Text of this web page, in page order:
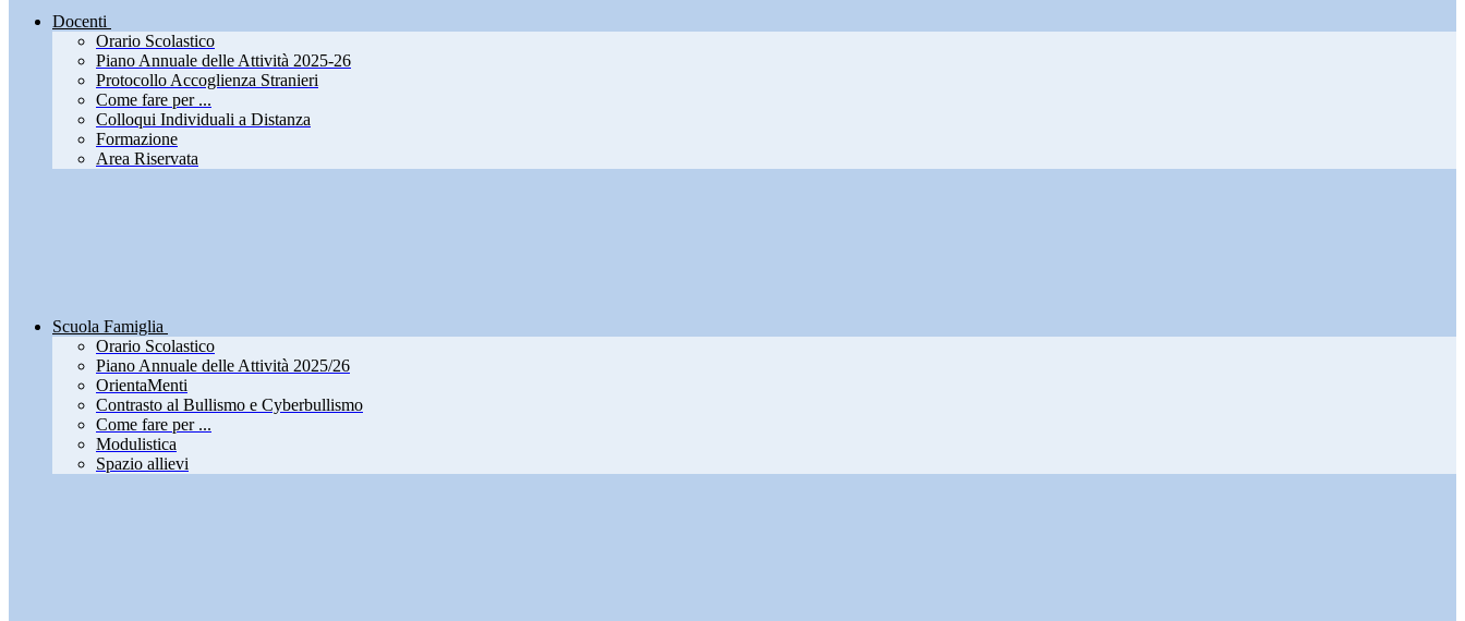
Docenti
Orario Scolastico
Piano Annuale delle Attività 2025-26
Protocollo Accoglienza Stranieri
Come fare per ...
Colloqui Individuali a Distanza
Formazione
Area Riservata
Scuola Famiglia
Orario Scolastico
Piano Annuale delle Attività 2025/26
OrientaMenti
Contrasto al Bullismo e Cyberbullismo
Come fare per ...
Modulistica
Spazio allievi